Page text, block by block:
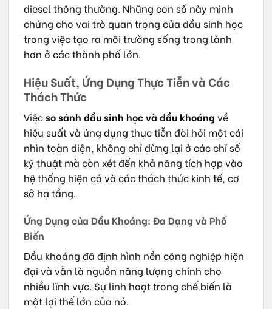
diesel thông thường. Những con số này minh
chứng cho vai trò quan trọng của dầu sinh học
trong việc tạo ra môi trường sống trong lành
hơn ở các thành phố lớn.
Hiệu Suất, Ứng Dụng Thực Tiễn và Các
Thách Thức
Việcso sánh dầu sinh học và dầu khoáng về
hiệu suất và ứng dụng thực tiễn đòi hỏi một cái
nhìn toàn diện, không chỉ dừng lại ở các chỉ số
kỹ thuật mà còn xét đến khả năng tích hợp vào
hệ thống hiện có và các thách thức kinh tế, cơ
sở hạ tầng.
Ứng Dụng của Dầu Khoáng: Đa Dạng và Phổ
Biến
Dầu khoáng đã định hình nền công nghiệp hiện
đại và vẫn là nguồn năng lượng chính cho
nhiều lĩnh vực. Sự linh hoạt trong chế biến là
một lợi thế lớn của nó.